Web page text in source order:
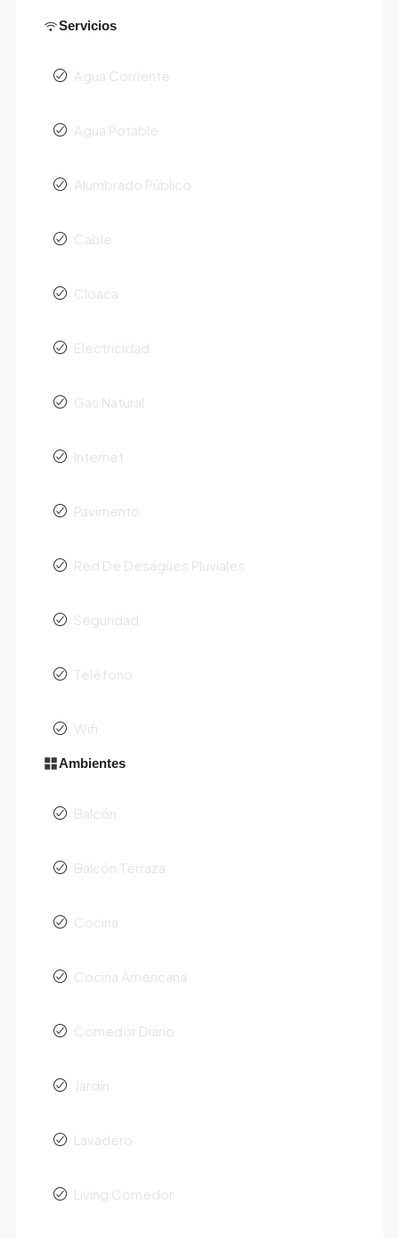
Servicios
Agua Corriente
Agua Potable
Alumbrado Público
Cable
Cloaca
Electricidad
Gas Natural
Internet
Pavimento
Red De Desagües Pluviales
Seguridad
Teléfono
Wifi
Ambientes
Balcón
Balcón Terraza
Cocina
Cocina Americana
Comedor Diario
Jardín
Lavadero
Living Comedor